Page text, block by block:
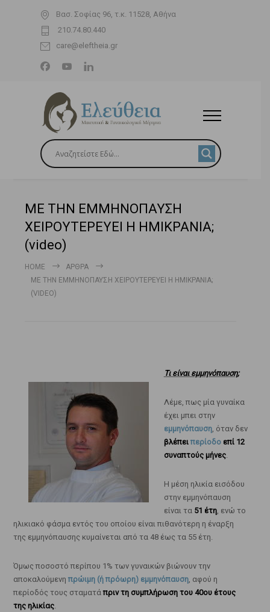
Βασ. Σοφίας 96, τ.κ. 11528, Αθήνα
210.74.80.440
care@eleftheia.gr
ΜΕ ΤΗΝ ΕΜΜΗΝΟΠΑΥΣΗ
ΧΕΙΡΟΥΤΕΡΕΥΕΙ Η ΗΜΙΚΡΑΝΙΑ;
(video)
HOME
ΆΡΘΡΑ
ΜΕ ΤΗΝ ΕΜΜΗΝΟΠΑΥΣΗ ΧΕΙΡΟΥΤΕΡΕΥΕΙ Η ΗΜΙΚΡΑΝΙΑ;
(VIDEO)
Τι είναι εμμηνόπαυση;
Λέμε, πως μία γυναίκα
έχει μπει στην
εμμηνόπαυση, όταν δεν
βλέπει περίοδο επί 12
συναπτούς μήνες.
Η μέση ηλικία εισόδου
στην εμμηνόπαυση
είναι τα51 έτη, ενώ το
ηλικιακό φάσμα εντός του οποίου είναι πιθανότερη η έναρξη
της εμμηνόπαυσης κυμαίνεται από τα 48 έως τα 55 έτη.
Όμως ποσοστό περίπου 1% των γυναικών βιώνουν την
αποκαλούμενη πρώιμη (ή πρόωρη) εμμηνόπαυση, αφού η
περίοδός τους σταματάπριν τη συμπλήρωση του 40ου έτους
της ηλικίας.